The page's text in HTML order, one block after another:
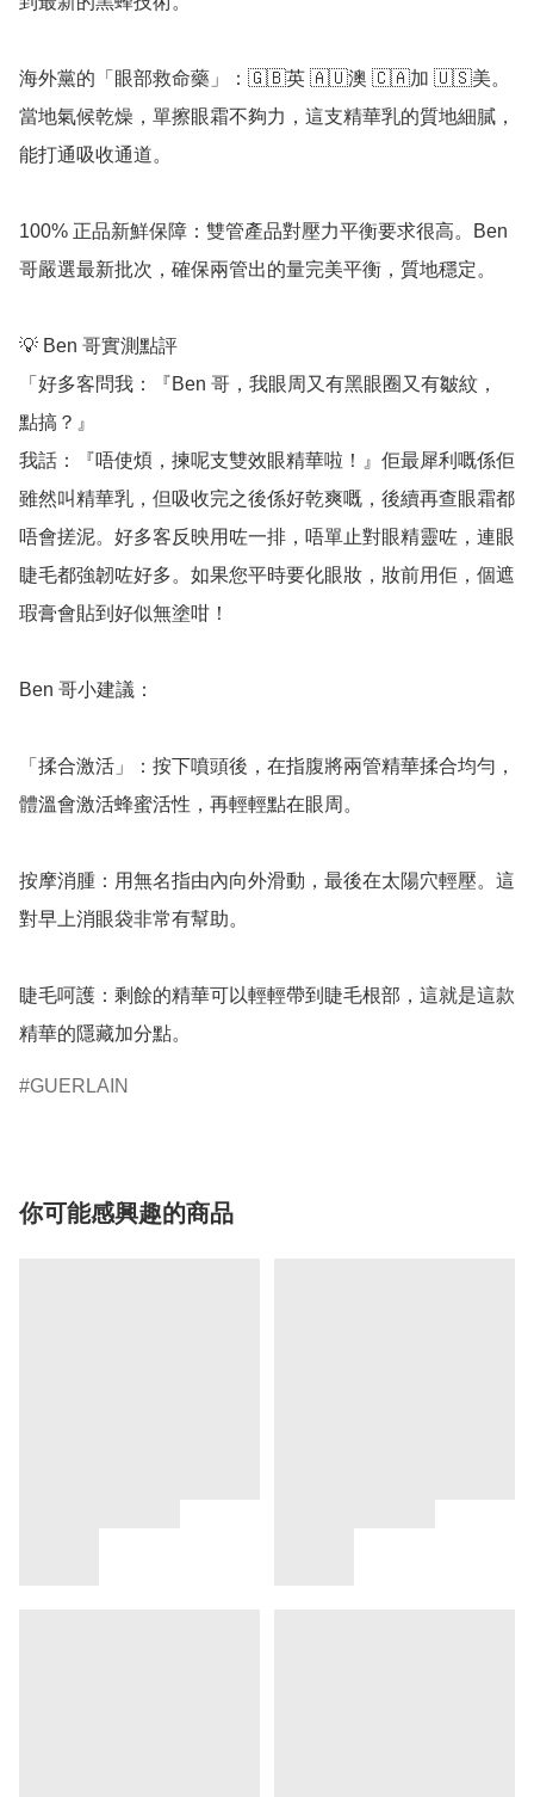
海外黨的「眼部救命藥」：🇬🇧英 🇦🇺澳 🇨🇦加 🇺🇸美。
當地氣候乾燥，單擦眼霜不夠力，這支精華乳的質地細膩，
能打通吸收通道。
100% 正品新鮮保障：雙管產品對壓力平衡要求很高。Ben
哥嚴選最新批次，確保兩管出的量完美平衡，質地穩定。
💡 Ben 哥實測點評
「好多客問我：『Ben 哥，我眼周又有黑眼圈又有皺紋，
點搞？』
我話：『唔使煩，揀呢支雙效眼精華啦！』佢最犀利嘅係佢
雖然叫精華乳，但吸收完之後係好乾爽嘅，後續再查眼霜都
唔會搓泥。好多客反映用咗一排，唔單止對眼精靈咗，連眼
睫毛都強韌咗好多。如果您平時要化眼妝，妝前用佢，個遮
瑕膏會貼到好似無塗咁！
Ben 哥小建議：
「揉合激活」：按下噴頭後，在指腹將兩管精華揉合均勻，
體溫會激活蜂蜜活性，再輕輕點在眼周。
按摩消腫：用無名指由內向外滑動，最後在太陽穴輕壓。這
對早上消眼袋非常有幫助。
睫毛呵護：剩餘的精華可以輕輕帶到睫毛根部，這就是這款
精華的隱藏加分點。
GUERLAIN
你可能感興趣的商品